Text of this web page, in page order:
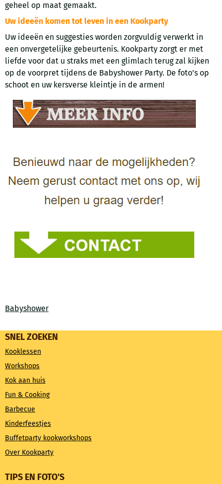
geheel op maat gemaakt.
Uw ideeën komen tot leven in een Kookparty
Uw ideeën en suggesties worden zorgvuldig verwerkt in
een onvergetelijke gebeurtenis. Kookparty zorgt er met
liefde voor dat u straks met een glimlach terug zal kijken
op de voorpret tijdens de Babyshower Party. De foto’s op
schoot en uw kersverse kleintje in de armen!
Babyshower
SNEL ZOEKEN
Kooklessen
Workshops
Kok aan huis
Fun & Cooking
Barbecue
Kinderfeestjes
Buffetparty kookworkshops
Over Kookparty
TIPS EN FOTO'S